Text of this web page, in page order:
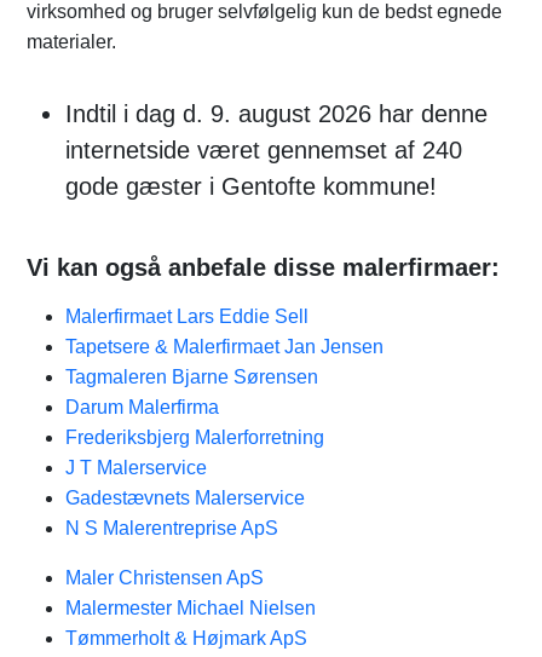
virksomhed og bruger selvfølgelig kun de bedst egnede
materialer.
Indtil i dag d. 9. august 2026 har denne
internetside været gennemset af 240
gode gæster i Gentofte kommune!
Vi kan også anbefale disse malerfirmaer:
Malerfirmaet Lars Eddie Sell
Tapetsere & Malerfirmaet Jan Jensen
Tagmaleren Bjarne Sørensen
Darum Malerfirma
Frederiksbjerg Malerforretning
J T Malerservice
Gadestævnets Malerservice
N S Malerentreprise ApS
Maler Christensen ApS
Malermester Michael Nielsen
Tømmerholt & Højmark ApS